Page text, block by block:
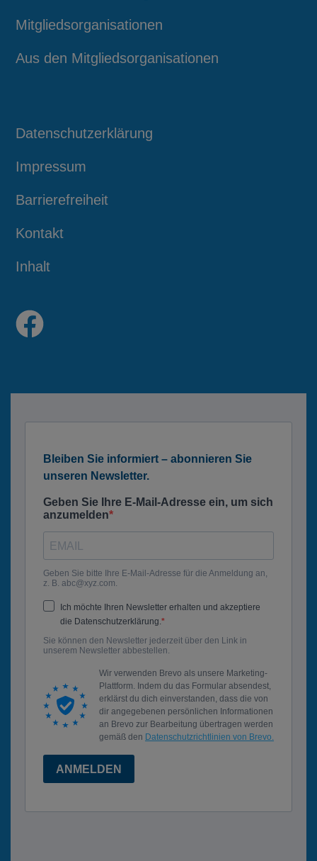
Mitgliedsorganisationen
Aus den Mitgliedsorganisationen
Datenschutzerklärung
Impressum
Barrierefreiheit
Kontakt
Inhalt